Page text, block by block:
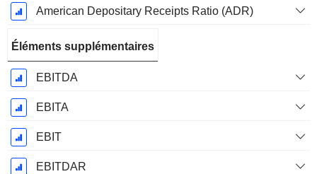
American Depositary Receipts Ratio (ADR)
Éléments supplémentaires
EBITDA
EBITA
EBIT
EBITDAR